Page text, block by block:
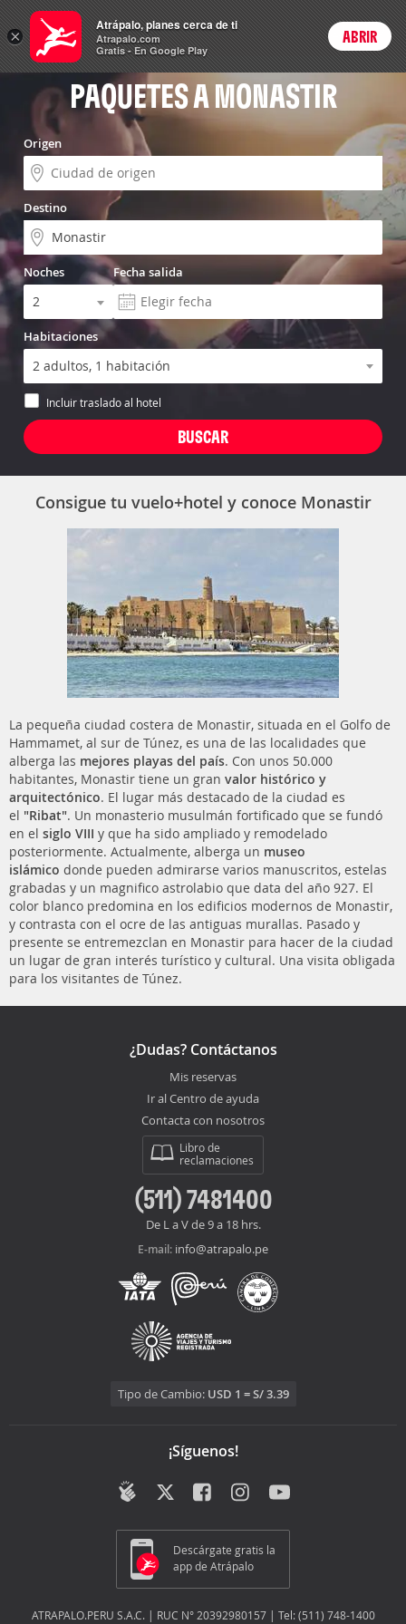
Vuelo+Hotel Login
PAQUETES A MONASTIR
Origen
Destino
Noches Fecha salida
Habitaciones
Incluir traslado al hotel
Consigue tu vuelo+hotel y conoce Monastir
La pequeña ciudad costera de Monastir, situada en el Golfo de
Hammamet, al sur de Túnez, es una de las localidades que
alberga las mejores playas del país. Con unos 50.000
habitantes, Monastir tiene un gran valor histórico y
arquitectónico. El lugar más destacado de la ciudad es
el "Ribat". Un monasterio musulmán fortificado que se fundó
en el siglo VIII y que ha sido ampliado y remodelado
posteriormente. Actualmente, alberga un museo
islámico donde pueden admirarse varios manuscritos, estelas
grabadas y un magnifico astrolabio que data del año 927. El
color blanco predomina en los edificios modernos de Monastir,
y contrasta con el ocre de las antiguas murallas. Pasado y
presente se entremezclan en Monastir para hacer de la ciudad
un lugar de gran interés turístico y cultural. Una visita obligada
para los visitantes de Túnez.
¿Dudas? Contáctanos
Mis reservas
Ir al Centro de ayuda
Contacta con nosotros
Libro de
reclamaciones
(511) 7481400
De L a V de 9 a 18 hrs.
E-mail: info@atrapalo.pe
Tipo de Cambio: USD 1 = S/ 3.39
¡Síguenos!
Descárgate gratis la
app de Atrápalo
ATRAPALO.PERU S.A.C. | RUC N° 20392980157 | Tel: (511) 748-1400
×
Atrápalo, planes cerca de ti
Atrapalo.com
Gratis - En Google Play
ABRIR